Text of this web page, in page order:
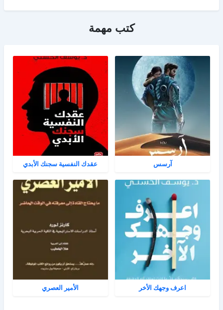
كتب مهمة
آرسس عقدك النفسية سجنك الأبدي
اعرف وجهك الأخر الأمير العصري